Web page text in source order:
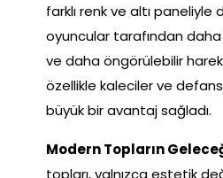
farklı renk ve altı
oyuncular tarafından
ve daha öngörülebilir
özellikle kaleciler ve
büyük bir avantaj sağladı.
Modern Topların
topları, yalnızca estetik